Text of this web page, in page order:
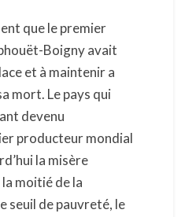
que le premier
Boigny avait
et à maintenir a
mort. Le pays qui
devenu
producteur mondial
la misère
moitié de la
seuil de pauvreté, le